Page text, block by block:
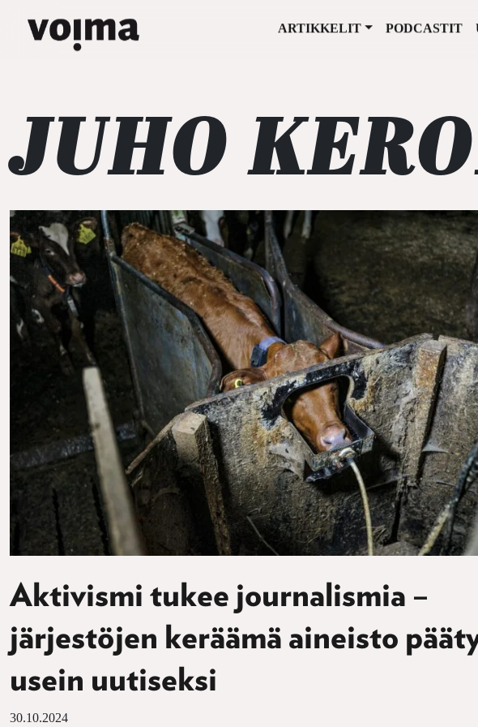
Päävalikko
ARTIKKELIT PODCASTIT
JUHO
Aktivismi tukee journalismia –
järjestöjen keräämä aineisto
usein uutiseksi
30.10.2024